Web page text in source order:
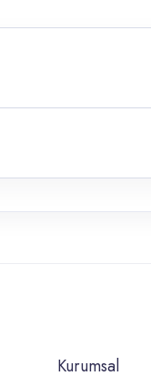
Kurumsal